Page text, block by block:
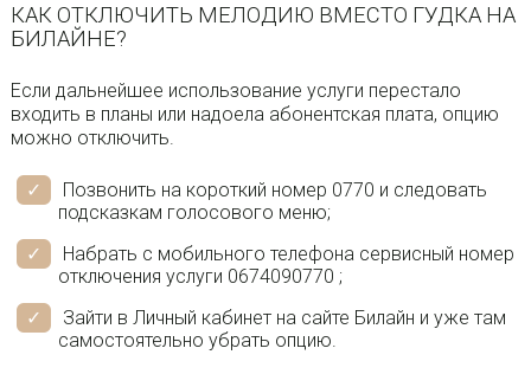
КАК ОТКЛЮЧИТЬ МЕЛОДИЮ ВМЕСТО ГУДКА НА
БИЛАЙНЕ?
Если дальнейшее использование услуги перестало
входить в планы или надоела абонентская плата, опцию
можно отключить.
Позвонить на короткий номер 0770 и следовать
подсказкам голосового меню;
Набрать с мобильного телефона сервисный номер
отключения услуги 0674090770 ;
Зайти в Личный кабинет на сайте Билайн и уже там
самостоятельно убрать опцию.